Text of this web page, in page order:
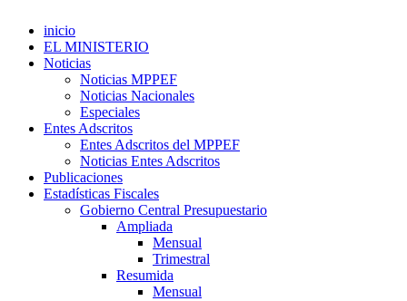
inicio
EL MINISTERIO
Noticias
Noticias MPPEF
Noticias Nacionales
Especiales
Entes Adscritos
Entes Adscritos del MPPEF
Noticias Entes Adscritos
Publicaciones
Estadísticas Fiscales
Gobierno Central Presupuestario
Ampliada
Mensual
Trimestral
Resumida
Mensual